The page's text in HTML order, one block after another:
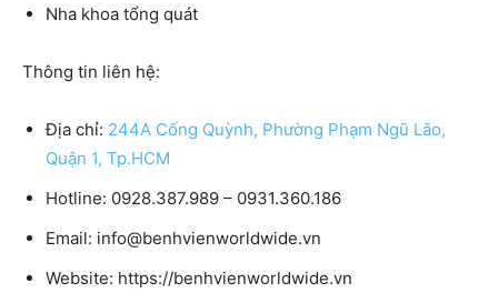
Nha khoa tổng quát
Thông tin liên hệ:
Địa chỉ: 244A Cống Quỳnh, Phường Phạm Ngũ Lão,
Quận 1, Tp.HCM
Hotline: 0928.387.989 – 0931.360.186
Email: info@benhvienworldwide.vn
Website: https://benhvienworldwide.vn